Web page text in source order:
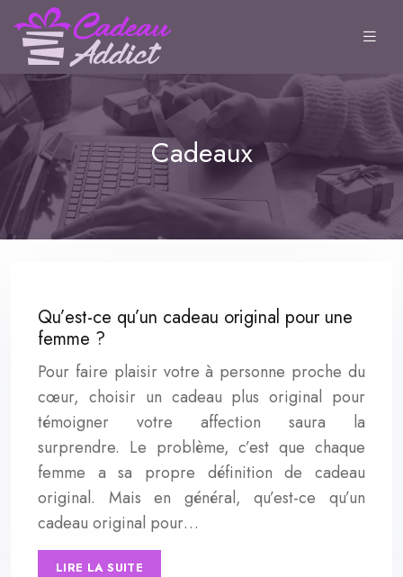
Cadeaux
Qu’est-ce qu’un cadeau original pour une
femme ?
Pour faire plaisir votre à personne proche du
cœur, choisir un cadeau plus original pour
témoigner votre affection saura la
surprendre. Le problème, c’est que chaque
femme a sa propre définition de cadeau
original. Mais en général, qu’est-ce qu’un
cadeau original pour…
LIRE LA SUITE